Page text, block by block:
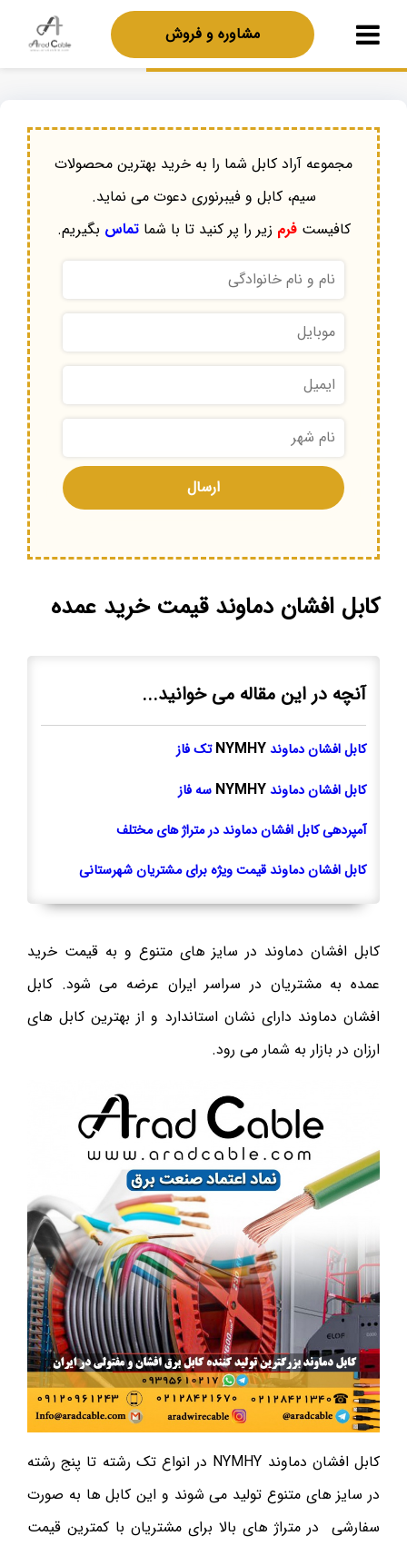
مشاوره و فروش
مجموعه آراد کابل شما را به خرید بهترین محصولات
سیم، کابل و فیبرنوری دعوت می نماید.
کافیستفرم زیر را پر کنید تا با شماتماس بگیریم.
کابل افشان دماوند قیمت خرید عمده
آنچه در این مقاله می خوانید...
کابل افشان دماوندNYMHYتک فاز
کابل افشان دماوندNYMHY سه فاز
آمپردهی کابل افشان دماوند در متراژ های مختلف
کابل افشان دماوند قیمت ویژه برای مشتریان شهرستانی
کابل افشان دماوند در سایز های متنوع و به قیمت خرید
عمده به مشتریان در سراسر ایران عرضه می شود. کابل
افشان دماوند دارای نشان استاندارد و از بهترین کابل های
ارزان در بازار به شمار می رود.
کابل افشان دماوند NYMHY در انواع تک رشته تا پنج رشته
در سایز های متنوع تولید می شوند و این کابل ها به صورت
سفارشی در متراژ های بالا برای مشتریان با کمترین قیمت